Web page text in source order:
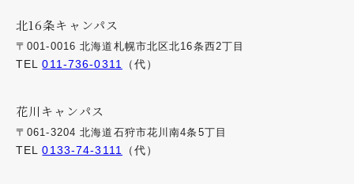
北16条キャンパス
〒001-0016 北海道札幌市北区北16条西2丁目
TEL011-736-0311 （代）
花川キャンパス
〒061-3204 北海道石狩市花川南4条5丁目
TEL0133-74-3111 （代）